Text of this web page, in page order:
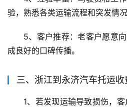
验，熟悉各类运输流程和突发情况
5、客户推荐：老客户愿意
成良好的口碑传播。
三、浙江到永济汽车托运
1、若发现运输导致损伤，